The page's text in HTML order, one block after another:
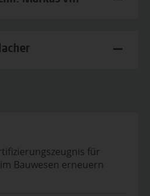
für
Bauwesen erneuern